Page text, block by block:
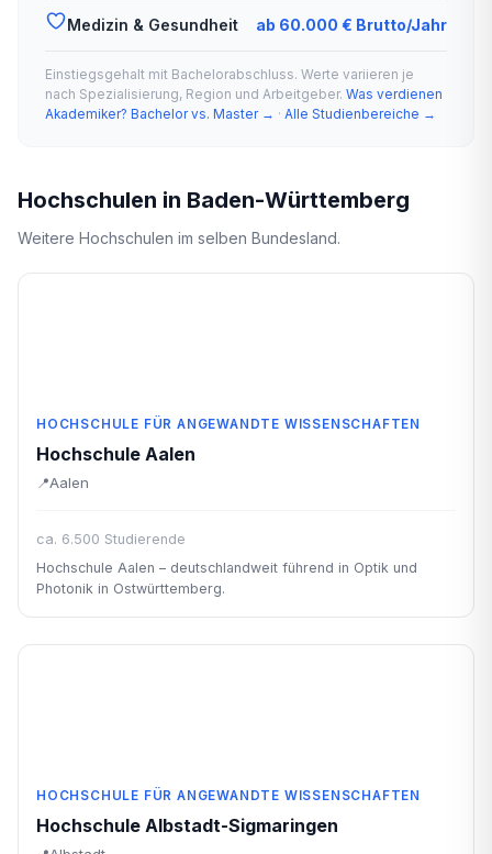
Medizin & Gesundheit ab 60.000 € Brutto/Jahr
Einstiegsgehalt mit Bachelorabschluss. Werte variieren je
nach Spezialisierung, Region und Arbeitgeber. Was verdienen
Akademiker? Bachelor vs. Master → · Alle Studienbereiche →
Hochschulen in Baden-Württemberg
Weitere Hochschulen im selben Bundesland.
HOCHSCHULE FÜR ANGEWANDTE WISSENSCHAFTEN
Hochschule Aalen
Aalen
ca. 6.500 Studierende
Hochschule Aalen – deutschlandweit führend in Optik und
Photonik in Ostwürttemberg.
HOCHSCHULE FÜR ANGEWANDTE WISSENSCHAFTEN
Hochschule Albstadt-Sigmaringen